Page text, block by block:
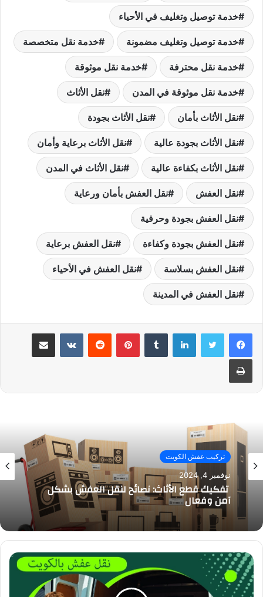
خدمة توصيل وتغليف في الأحياء
خدمة توصيل وتغليف مضمونة خدمة نقل متخصصة
خدمة نقل محترفة خدمة نقل موثوقة
خدمة نقل موثوقة في المدن نقل الأثاث
نقل الأثاث بأمان نقل الأثاث بجودة
نقل الأثاث بجودة عالية نقل الأثاث برعاية وأمان
نقل الأثاث بكفاءة عالية نقل الأثاث في المدن
نقل العفش نقل العفش بأمان ورعاية
نقل العفش بجودة وحرفية
نقل العفش بجودة وكفاءة نقل العفش برعاية
نقل العفش بسلاسة نقل العفش في الأحياء
نقل العفش في المدينة
لينكدإن بينتيريست مشاركة عبر البريد
طباعة
تركيب عفش الكويت
نوفمبر 4, 2024
تفكيك قطع الأثاث: نصائح لنقل العفش بشكل
آمن وفعال